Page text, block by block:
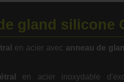
gland silicone
en acier avec anneau de
en acier inoxydable